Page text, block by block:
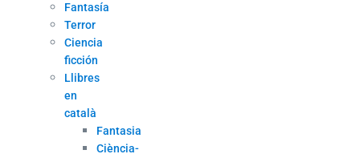
Fantasía
Terror
Ciencia
ficción
Llibres
en
català
Fantasia
Ciència-